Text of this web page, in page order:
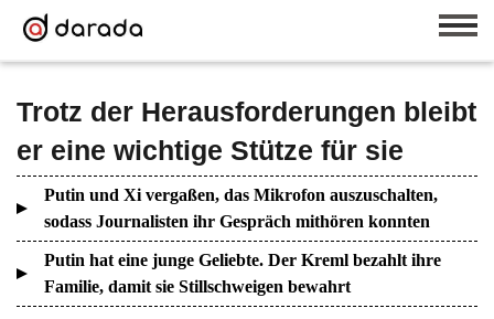
Trotz der Herausforderungen bleibt
er eine wichtige Stütze für sie
Putin und Xi vergaßen, das Mikrofon auszuschalten,
sodass Journalisten ihr Gespräch mithören konnten
Putin hat eine junge Geliebte. Der Kreml bezahlt ihre
Familie, damit sie Stillschweigen bewahrt